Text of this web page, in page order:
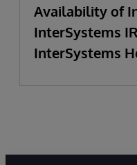
Availability of
InterSystems
InterSystems